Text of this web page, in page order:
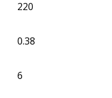
220
0.38
6